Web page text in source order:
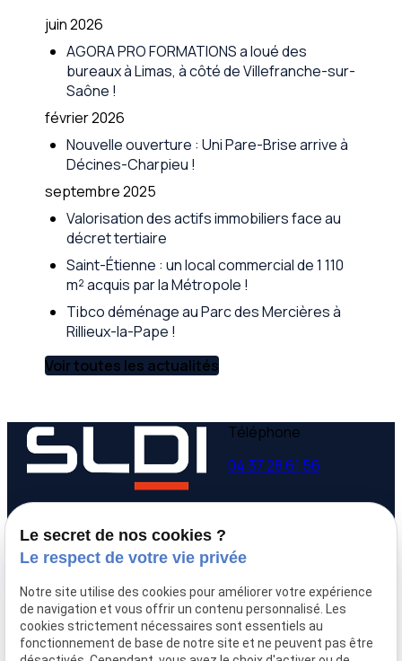
juin 2026
AGORA PRO FORMATIONS a loué des
bureaux à Limas, à côté de Villefranche-sur-
Saône !
février 2026
Nouvelle ouverture : Uni Pare-Brise arrive à
Décines-Charpieu !
septembre 2025
Valorisation des actifs immobiliers face au
décret tertiaire
Saint-Étienne : un local commercial de 1 110
m² acquis par la Métropole !
Tibco déménage au Parc des Mercières à
Rillieux-la-Pape !
Voir toutes les actualités
Téléphone
04 37 28 61 56
9 avenue Victor Hugo
69160 Tassin la Demi-
Lune
Lundi - Vendredi
18:00
Accueil
Qui sommes-nous
Le secret de nos cookies ?
Le respect de votre vie privée
Notre site utilise des cookies pour améliorer votre expérience
de navigation et vous offrir un contenu personnalisé. Les
cookies strictement nécessaires sont essentiels au
fonctionnement de base de notre site et ne peuvent pas être